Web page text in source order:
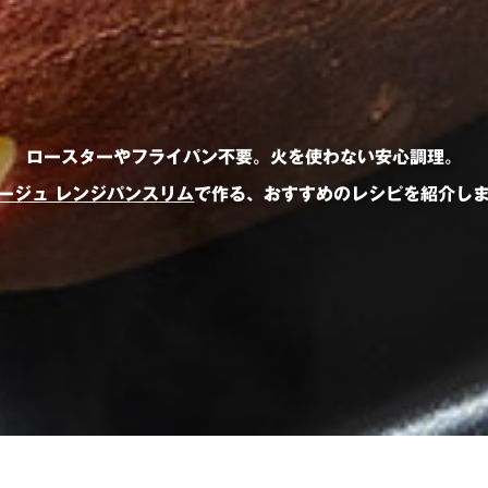
ロースターやフライパン不要。 火を使わない安心調理。
ジュ レンジパンスリムで作る、おすすめのレシピを紹介し